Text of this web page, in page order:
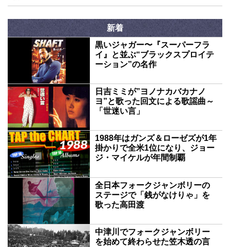
新着
黒いジャガー〜『スーパーフラ
イ』と並ぶ“ブラックスプロイテ
ーション”の名作
日吉ミミが”ヨノナカバカナノ
ヨ”と歌った回文による歌謡曲～
「世迷い言」
1988年はガンズ＆ローゼズが1年
掛かりで全米1位になり、ジョー
ジ・マイケルが年間制覇
全日本フォークジャンボリーの
ステージで「銭がなけりゃ」を
歌った高田渡
中津川でフォークジャンボリー
を始めて終わらせた笠木透の言